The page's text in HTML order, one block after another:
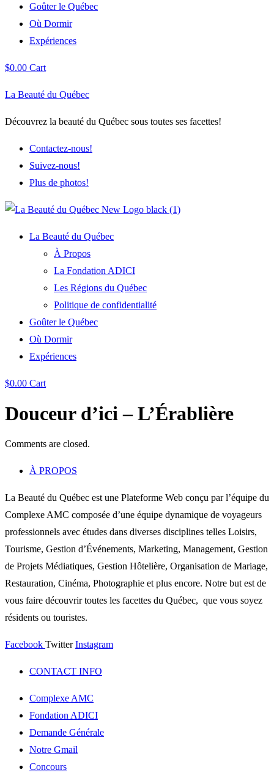
Goûter le Québec
Où Dormir
Expériences
$0.00 Cart
La Beauté du Québec
Découvrez la beauté du Québec sous toutes ses facettes!
Contactez-nous!
Suivez-nous!
Plus de photos!
La Beauté du Québec
À Propos
La Fondation ADICI
Les Régions du Québec
Politique de confidentialité
Goûter le Québec
Où Dormir
Expériences
$0.00 Cart
Douceur d’ici – L’Érablière
Comments are closed.
À PROPOS
La Beauté du Québec est une Plateforme Web conçu par l’équipe du
Complexe AMC composée d’une équipe dynamique de voyageurs
professionnels avec études dans diverses disciplines telles Loisirs,
Tourisme, Gestion d’Événements, Marketing, Management, Gestion
de Projets Médiatiques, Gestion Hôtelière, Organisation de Mariage,
Restauration, Cinéma, Photographie et plus encore. Notre but est de
vous faire découvrir toutes les facettes du Québec, que vous soyez
résidents ou touristes.
Facebook Twitter Instagram
CONTACT INFO
Complexe AMC
Fondation ADICI
Demande Générale
Notre Gmail
Concours